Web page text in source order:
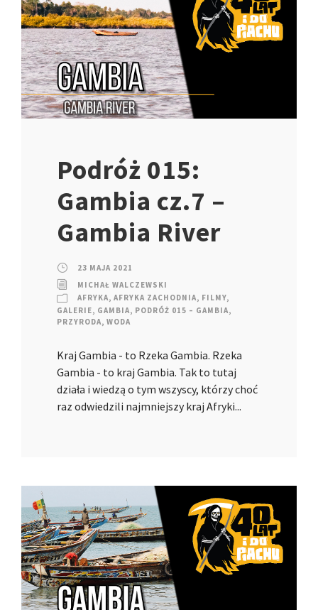
Podróż 015:
Gambia cz.7 –
Gambia River
23 MAJA 2021
MICHAŁ WALCZEWSKI
AFRYKA, AFRYKA ZACHODNIA, FILMY,
GALERIE, GAMBIA, PODRÓŻ 015 – GAMBIA,
PRZYRODA, WODA
Kraj Gambia - to Rzeka Gambia. Rzeka
Gambia - to kraj Gambia. Tak to tutaj
działa i wiedzą o tym wszyscy, którzy choć
raz odwiedzili najmniejszy kraj Afryki...